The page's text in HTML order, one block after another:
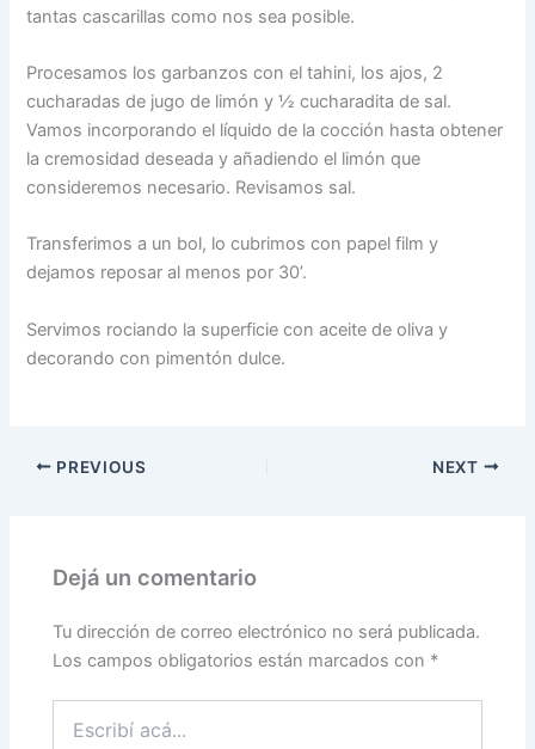
tantas cascarillas como nos sea posible.
Procesamos los garbanzos con el tahini, los ajos, 2
cucharadas de jugo de limón y ½ cucharadita de sal.
Vamos incorporando el líquido de la cocción hasta obtener
la cremosidad deseada y añadiendo el limón que
consideremos necesario. Revisamos sal.
Transferimos a un bol, lo cubrimos con papel film y
dejamos reposar al menos por 30’.
Servimos rociando la superficie con aceite de oliva y
decorando con pimentón dulce.
PREVIOUS NEXT
Dejá un comentario
Tu dirección de correo electrónico no será publicada.
Los campos obligatorios están marcados con *
acá...